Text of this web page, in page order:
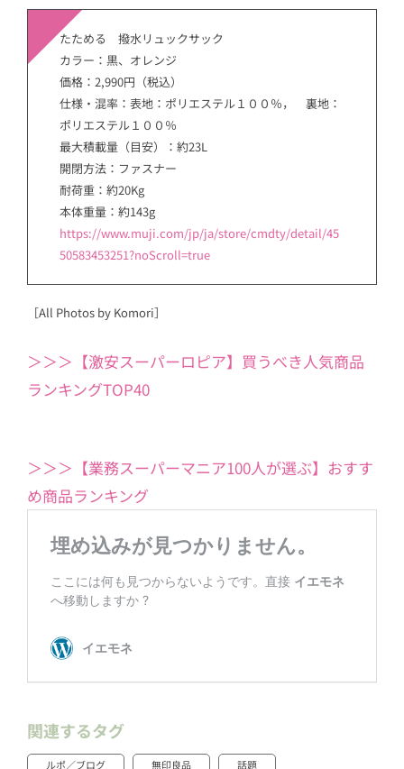
たためる 撥水リュックサック
カラー：黒、オレンジ
価格：2,990円（税込）
仕様・混率：表地：ポリエステル１００％， 裏地：
ポリエステル１００％
最大積載量（目安）：約23L
開閉方法：ファスナー
耐荷重：約20Kg
本体重量：約143g
https://www.muji.com/jp/ja/store/cmdty/detail/45
50583453251?noScroll=true
［All Photos by Komori］
＞＞＞【激安スーパーロピア】買うべき人気商品
ランキングTOP40
＞＞＞【業務スーパーマニア100人が選ぶ】おすす
め商品ランキング
関連するタグ
ルポ／ブログ 無印良品 話題